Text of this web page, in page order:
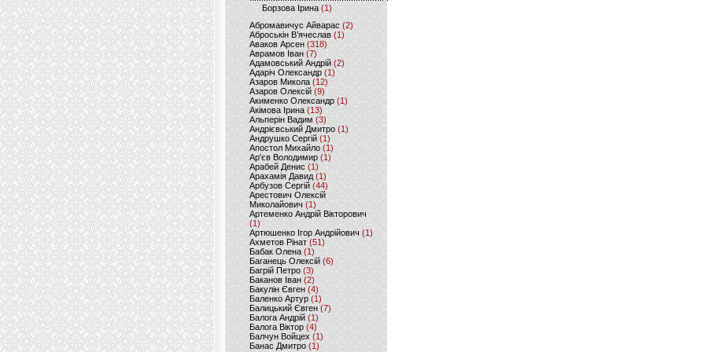
Борзова Ірина(1)
Абромавичус Айварас (2)
Аброськін В’ячеслав(1)
Аваков Арсен (318)
Аврамов Іван (7)
Адамовський Андрій(2)
Адаріч Олександр (1)
Азаров Микола (12)
Азаров Олексій (9)
Акименко Олександр(1)
Акімова Ірина(13)
Альперін Вадим (3)
Андрієвський Дмитро(1)
Андрушко Сергій(1)
Апостол Михайло(1)
Ар'єв Володимир (1)
Арабей Денис(1)
Арахамія Давид (1)
Арбузов Сергій (44)
Арестович Олексій
Миколайович(1)
Артеменко Андрій Вікторович
(1)
Артюшенко Ігор Андрійович(1)
Ахметов Рінат(51)
Бабак Олена(1)
Баганець Олексій(6)
Багрій Петро (3)
Баканов Іван(2)
Бакулін Євген (4)
Баленко Артур(1)
Балицький Євген(7)
Балога Андрій (1)
Балога Віктор (4)
Балчун Войцех (1)
Банас Дмитро (1)